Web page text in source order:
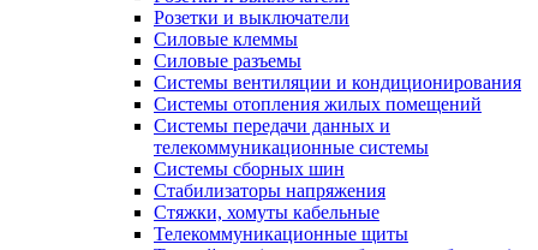
Розетки и выключатели
Силовые клеммы
Силовые разъемы
Системы вентиляции и кондиционирования
Системы отопления жилых помещений
Системы передачи данных и
телекоммуникационные системы
Системы сборных шин
Стабилизаторы напряжения
Стяжки, хомуты кабельные
Телекоммуникационные щиты